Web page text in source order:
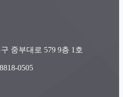
중부대로 579 9층 1호
0505